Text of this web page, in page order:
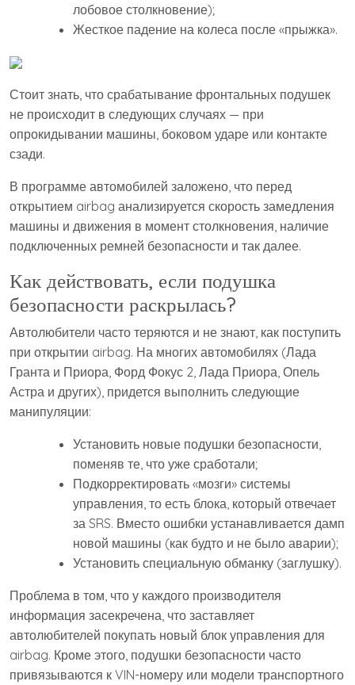
лобовое столкновение);
Жесткое падение на колеса после «прыжка».
Стоит знать, что срабатывание фронтальных подушек
не происходит в следующих случаях — при
опрокидывании машины, боковом ударе или контакте
сзади.
В программе автомобилей заложено, что перед
открытием airbag анализируется скорость замедления
машины и движения в момент столкновения, наличие
подключенных ремней безопасности и так далее.
Как действовать, если подушка
безопасности раскрылась?
Автолюбители часто теряются и не знают, как поступить
при открытии airbag. На многих автомобилях (Лада
Гранта и Приора, Форд Фокус 2, Лада Приора, Опель
Астра и других), придется выполнить следующие
манипуляции:
Установить новые подушки безопасности,
поменяв те, что уже сработали;
Подкорректировать «мозги» системы
управления, то есть блока, который отвечает
за SRS. Вместо ошибки устанавливается дамп
новой машины (как будто и не было аварии);
Установить специальную обманку (заглушку).
Проблема в том, что у каждого производителя
информация засекречена, что заставляет
автолюбителей покупать новый блок управления для
airbag. Кроме этого, подушки безопасности часто
привязываются к VIN-номеру или модели транспортного